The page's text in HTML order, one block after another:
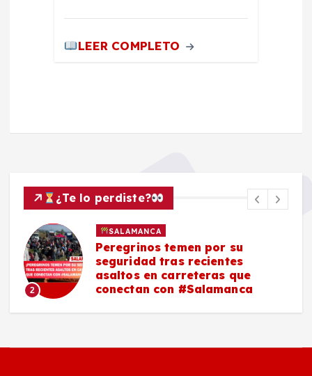
LEER COMPLETO
¿Te lo perdiste?
2
SALAMANCA
Peregrinos temen por su
seguridad tras recientes
asaltos en carreteras que
conectan con #Salamanca